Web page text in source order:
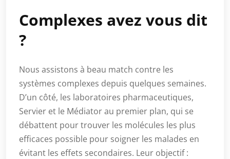
Complexes avez vous dit
?
Nous assistons à beau match contre les
systèmes complexes depuis quelques semaines.
D’un côté, les laboratoires pharmaceutiques,
Servier et le Médiator au premier plan, qui se
débattent pour trouver les molécules les plus
efficaces possible pour soigner les malades en
évitant les effets secondaires. Leur objectif :